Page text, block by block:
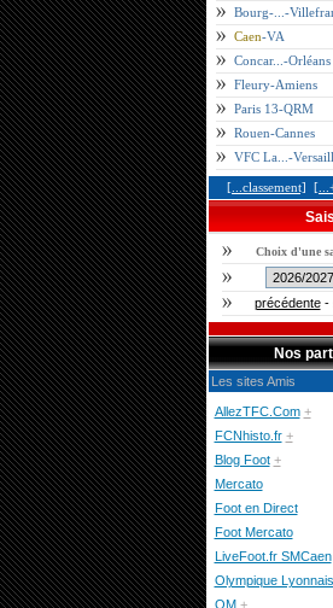
Bourg-...-
Caen-VA
Concar...-Orléans
Fleury-Amiens
Paris 13-QRM
Rouen-Cannes
VFC La...-
[...classement]
Choix d'une
précédente-
Nos
Les sites Amis
AllezTFC.Com +
FCNhisto.fr +
Blog Foot +
Mercato
Foot en Direct
Foot Mercato
LiveFoot.fr SMCaen
Olympique Lyonnais
OM +